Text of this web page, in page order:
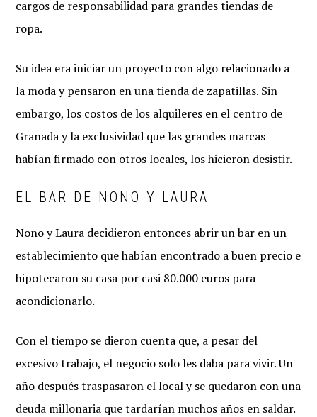
cargos de responsabilidad para grandes tiendas de
ropa.
Su idea era iniciar un proyecto con algo relacionado a
la moda y pensaron en una tienda de zapatillas. Sin
embargo, los costos de los alquileres en el centro de
Granada y la exclusividad que las grandes marcas
habían firmado con otros locales, los hicieron desistir.
EL BAR DE NONO Y LAURA
Nono y Laura decidieron entonces abrir un bar en un
establecimiento que habían encontrado a buen precio e
hipotecaron su casa por casi 80.000 euros para
acondicionarlo.
Con el tiempo se dieron cuenta que, a pesar del
excesivo trabajo, el negocio solo les daba para vivir. Un
año después traspasaron el local y se quedaron con una
deuda millonaria que tardarían muchos años en saldar.